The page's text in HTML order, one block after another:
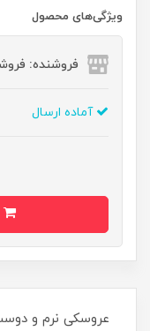
ویژگی‌های محصول
فروشنده:
آماده ارسال
عروسکی نرم و